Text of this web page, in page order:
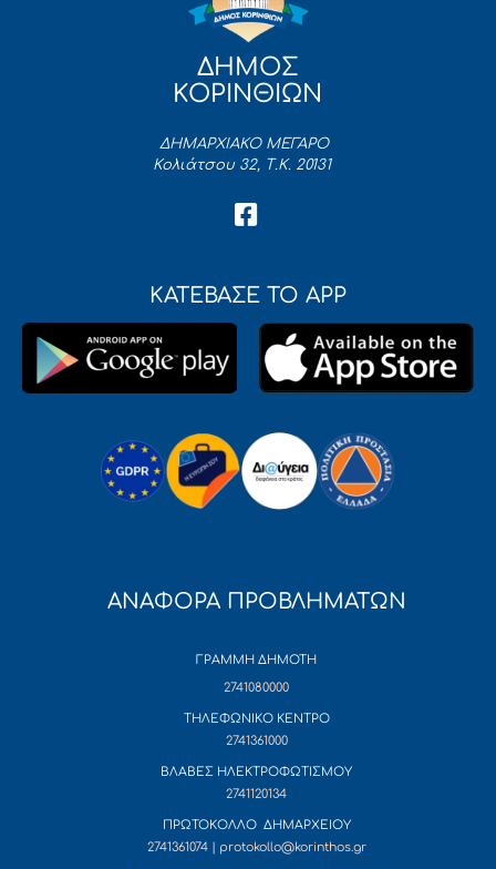
ΔΗΜΟΣ
ΚΟΡΙΝΘΙΩΝ
ΔΗΜΑΡΧΙΑΚΟ ΜΕΓΑΡΟ
Κολιάτσου 32, Τ.Κ. 20131
ΚΑΤΕΒΑΣΕ ΤΟ APP
ΑΝΑΦΟΡΑ ΠΡΟΒΛΗΜΑΤΩΝ
ΓΡΑΜΜΗ ΔΗΜΟΤΗ
2741080000
ΤΗΛΕΦΩΝΙΚΟ ΚΕΝΤΡΟ
2741361000
ΒΛΑΒΕΣ ΗΛΕΚΤΡΟΦΩΤΙΣΜΟΥ
2741120134
ΠΡΩΤΟΚΟΛΛΟ ΔΗΜΑΡΧΕΙΟΥ
2741361074 | protokollo@korinthos.gr